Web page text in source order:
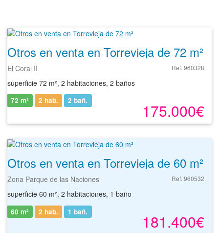
Otros en venta en Torrevieja de 72 m²
El Coral II Ref. 960328
superficie 72 m², 2 habitaciones, 2 baños
175.000€
72 m² 2 hab. 2 bañ.
Otros en venta en Torrevieja de 60 m²
Zona Parque de las Naciones Ref. 960532
superficie 60 m², 2 habitaciones, 1 baño
181.400€
60 m² 2 hab. 1 bañ.